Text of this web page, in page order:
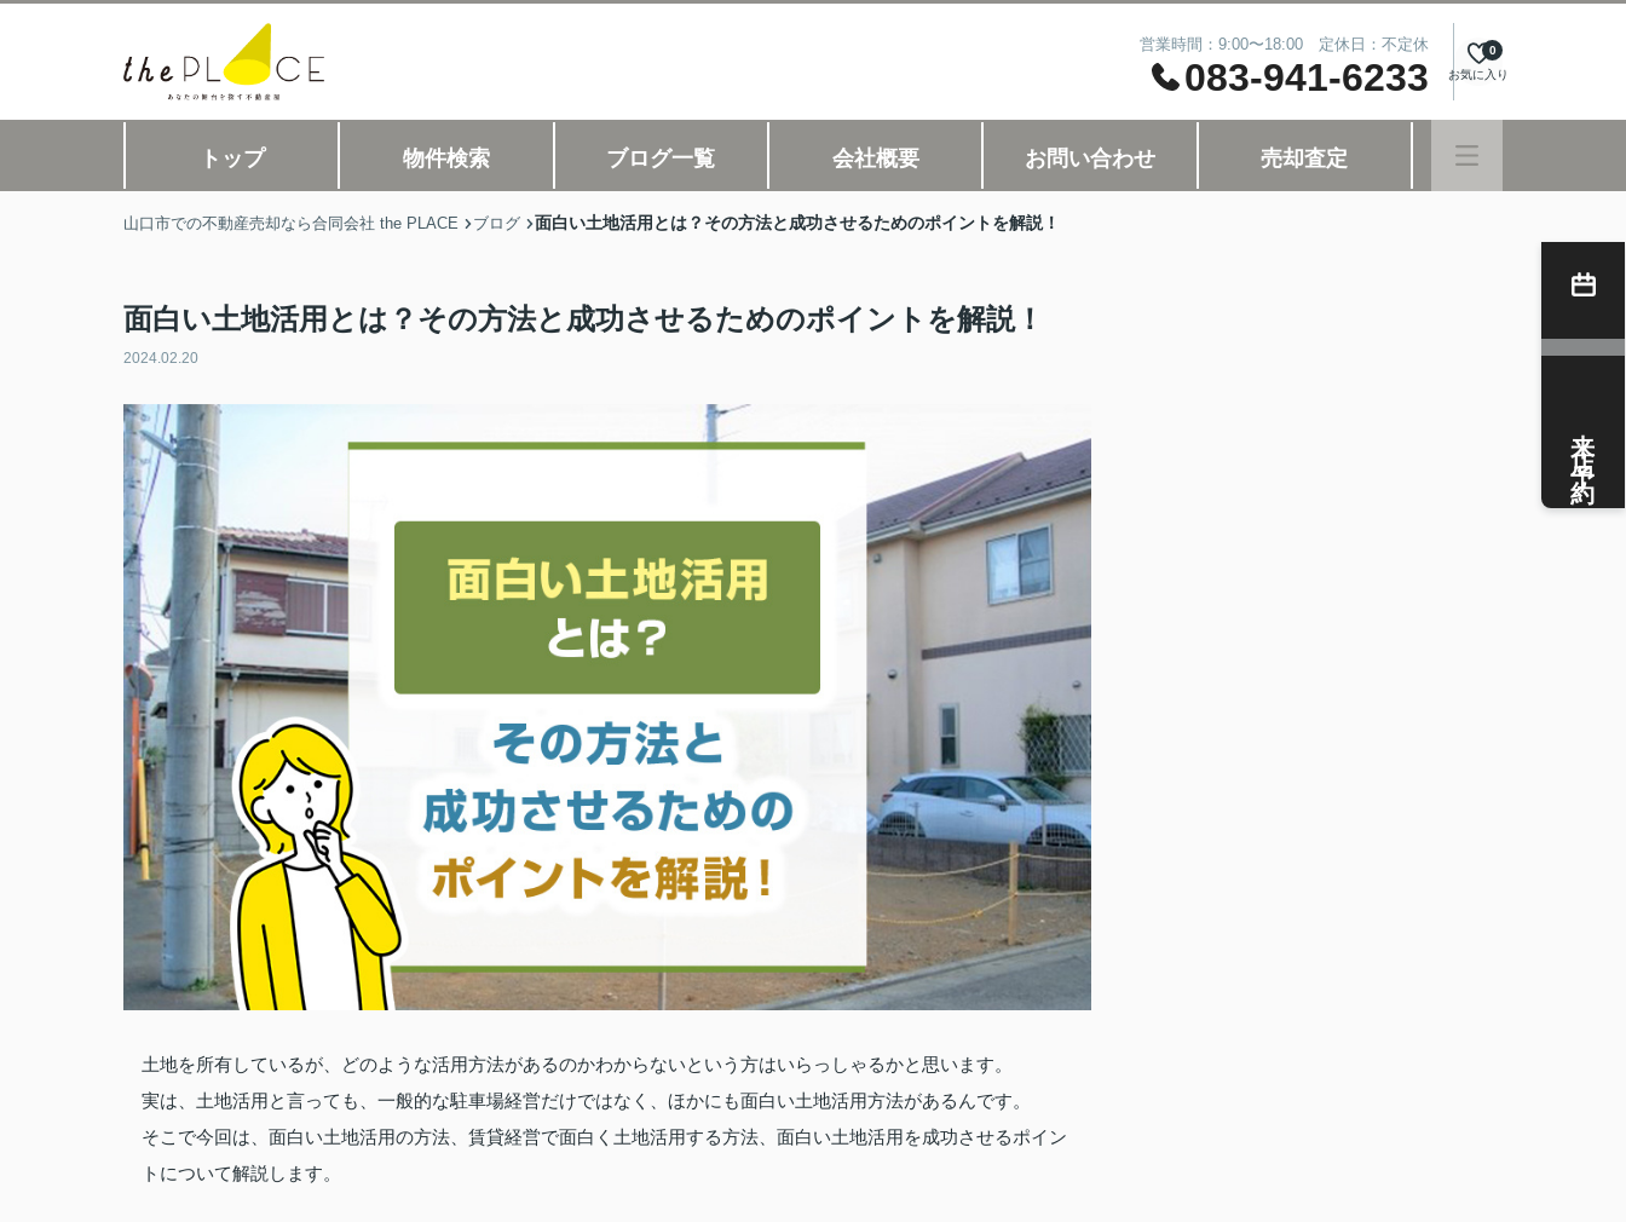
営業時間：9:00〜18:00 定休日：不定休
083-941-6233 お気に入り
0
トップ 物件検索 ブログ一覧 会社概要 お問い合わせ 売却査定
山口市での不動産売却なら合同会社 the PLACE ブログ 面白い土地活用とは？その方法と成功させるためのポイントを解説！
面白い土地活用とは？その方法と成功させるためのポイントを解説！
2024.02.20
土地を所有しているが、どのような活用方法があるのかわからないという方はいらっしゃるかと思います。
実は、土地活用と言っても、一般的な駐車場経営だけではなく、ほかにも面白い土地活用方法があるんです。
そこで今回は、面白い土地活用の方法、賃貸経営で面白く土地活用する方法、面白い土地活用を成功させるポイン
トについて解説します。
来店予約